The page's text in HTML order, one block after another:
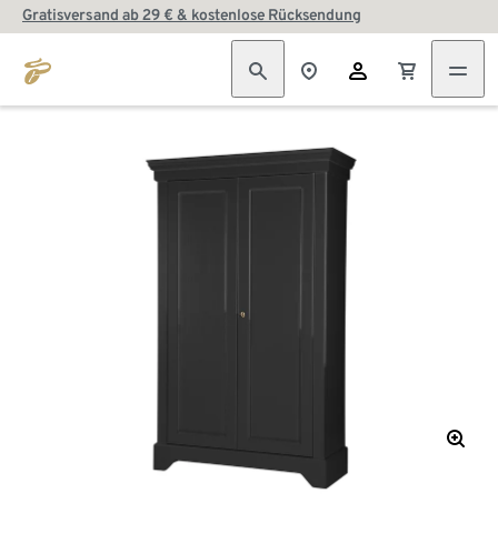
Gratisversand ab 29 € & kostenlose Rücksendung